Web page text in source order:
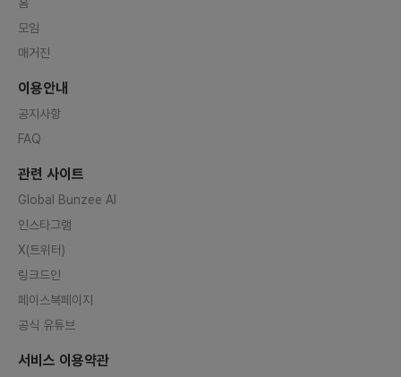
모임
매거진
이용안내
공지사항
FAQ
관련 사이트
Global Bunzee AI
인스타그램
X(트위터)
링크드인
페이스북페이지
공식 유튜브
서비스 이용약관